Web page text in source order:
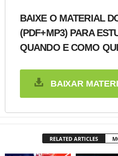
BAIXE O MATERIAL
(PDF+MP3) PARA
QUANDO E COMO
BAIXAR
RELATED ARTICLES